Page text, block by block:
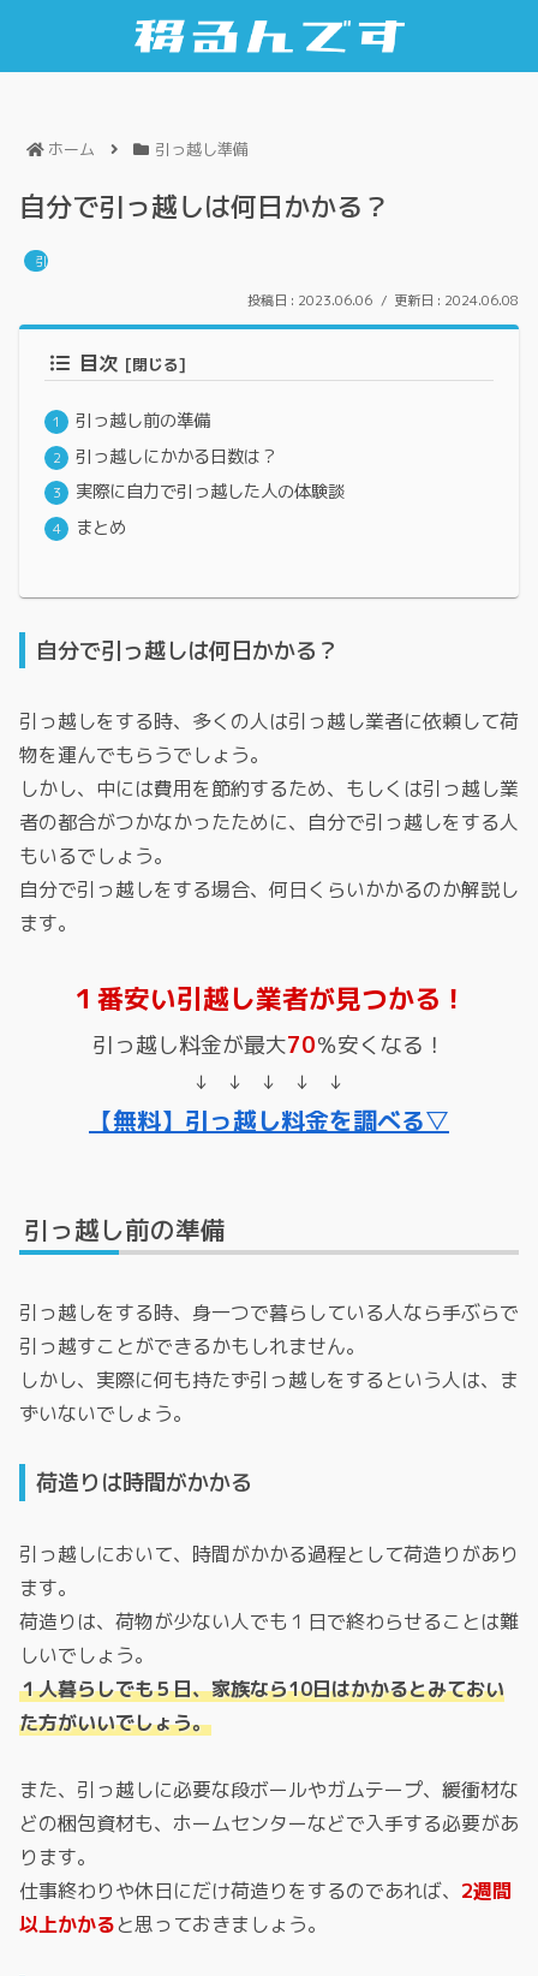
ホーム 引っ越し準備
自分で引っ越しは何日かかる？
引っ越し準備
2023.06.06 2024.06.08
目次
引っ越し前の準備
引っ越しにかかる日数は？
実際に自力で引っ越した人の体験談
まとめ
自分で引っ越しは何日かかる？
引っ越しをする時、多くの人は引っ越し業者に依頼して荷
物を運んでもらうでしょう。
しかし、中には費用を節約するため、もしくは引っ越し業
者の都合がつかなかったために、自分で引っ越しをする人
もいるでしょう。
自分で引っ越しをする場合、何日くらいかかるのか解説し
ます。
１番安い引越し業者が見つかる！
引っ越し料金が最大70％安くなる！
↓ ↓ ↓ ↓ ↓
【無料】引っ越し料金を調べる▽
引っ越し前の準備
引っ越しをする時、身一つで暮らしている人なら手ぶらで
引っ越すことができるかもしれません。
しかし、実際に何も持たず引っ越しをするという人は、ま
ずいないでしょう。
荷造りは時間がかかる
引っ越しにおいて、時間がかかる過程として荷造りがあり
ます。
荷造りは、荷物が少ない人でも１日で終わらせることは難
しいでしょう。
１人暮らしでも５日、家族なら10日はかかるとみておい
た方がいいでしょう。
また、引っ越しに必要な段ボールやガムテープ、緩衝材な
どの梱包資材も、ホームセンターなどで入手する必要があ
ります。
仕事終わりや休日にだけ荷造りをするのであれば、 2週間
以上かかると思っておきましょう。